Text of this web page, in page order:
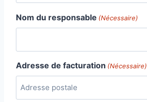
Nom du responsable (Nécessaire)
Adresse de facturation (Nécessaire)